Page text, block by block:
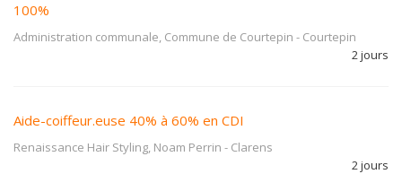
100%
Administration communale, Commune de Courtepin - Courtepin
2 jours
Aide-coiffeur.euse 40% à 60% en CDI
Renaissance Hair Styling, Noam Perrin - Clarens
2 jours